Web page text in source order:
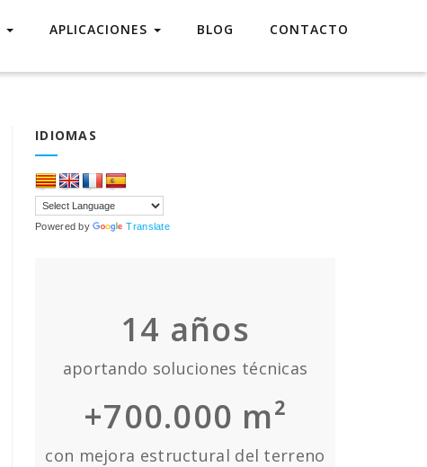
APLICACIONES BLOG CONTACTO
IDIOMAS
Powered by Translate
14 años
aportando soluciones técnicas
+700.000 m²
con mejora estructural del terreno